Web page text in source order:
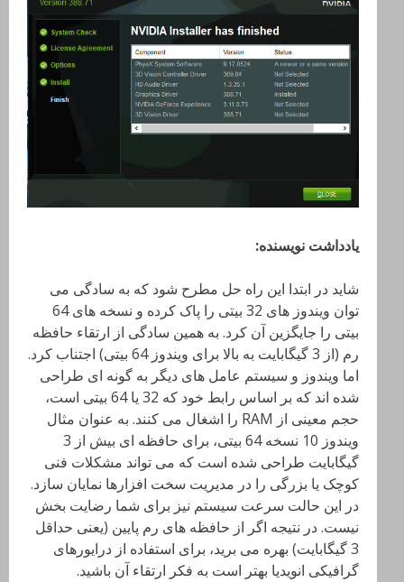
یادداشت نویسنده:
شاید در ابتدا این راه حل مطرح شود که به سادگی می
توان ویندوز های 32 بیتی را پاک کرده و نسخه های 64
بیتی را جایگزین آن کرد. به همین سادگی از ارتقاء حافظه
رم (از 3 گیگابایت به بالا برای ویندوز 64 بیتی) اجتناب کرد.
اما ویندوز و سیستم عامل های دیگر به گونه ای طراحی
شده اند که بر اساس رابط خود که 32 یا 64 بیتی است،
حجم معینی از RAM را اشغال می کنند. به عنوان مثال
ویندوز 10 نسخه 64 بیتی، برای حافظه ای بیش از 3
گیگابایت طراحی شده است که می تواند مشکلات فنی
کوچک یا بزرگی را در مدیریت سخت افزارها نمایان سازد.
در این حالت سرعت سیستم نیز برای شما رضایت بخش
نیست. در نتیجه اگر از حافظه های رم پایین (یعنی حداقل
3 گیگابایت) بهره می برید، برای استفاده از درایورهای
گرافیکی انویدیا بهتر است به فکر ارتقاء آن باشید.